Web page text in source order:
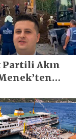
Son
En Büyük
Festivali
Partili Akın
sonrası
uyarı